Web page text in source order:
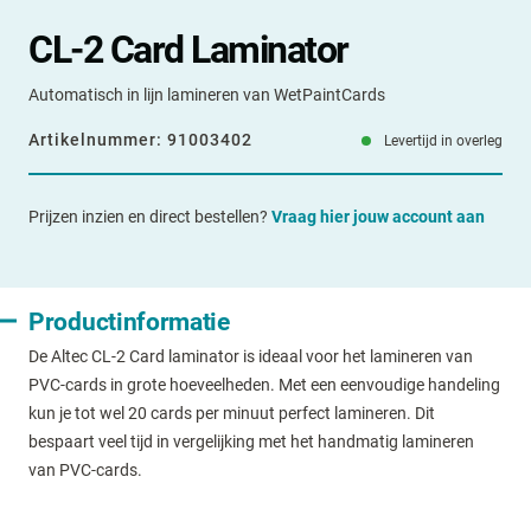
CL-2 Card Laminator
Automatisch in lijn lamineren van WetPaintCards
Artikelnummer: 91003402 Levertijd in overleg
Prijzen inzien en direct bestellen? Vraag hier jouw account aan
Productinformatie
De Altec CL-2 Card laminator is ideaal voor het lamineren van
PVC-cards in grote hoeveelheden. Met een eenvoudige handeling
kun je tot wel 20 cards per minuut perfect lamineren. Dit
bespaart veel tijd in vergelijking met het handmatig lamineren
van PVC-cards.